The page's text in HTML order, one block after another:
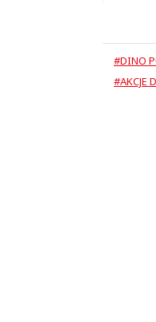
#DINO
#AKCJE